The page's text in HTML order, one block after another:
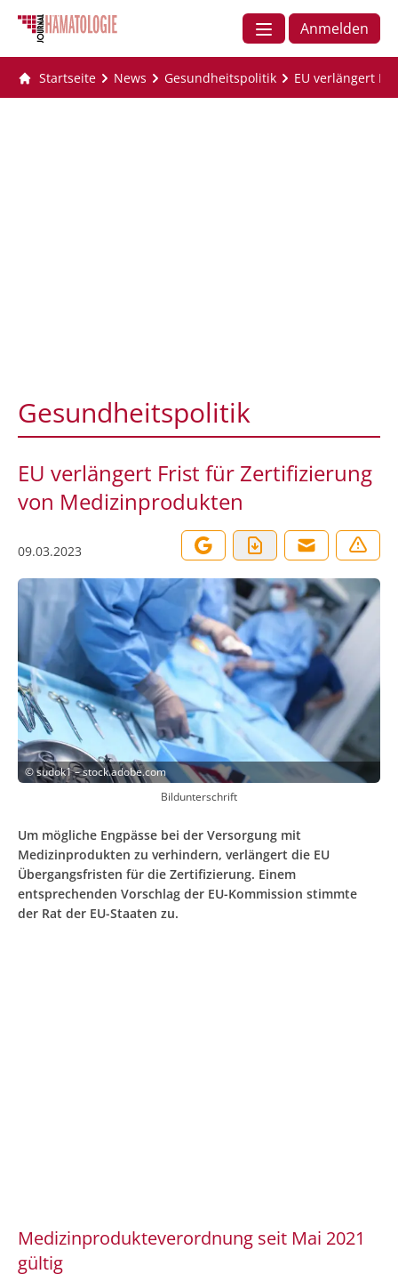
Anmelden
Startseite News Gesundheitspolitik EU verlängert
Gesundheitspolitik
EU verlängert Frist für Zertifizierung
von Medizinprodukten
09.03.2023
©sudok1 – stock.adobe.com
Bildunterschrift
Um mögliche Engpässe bei der Versorgung mit
Medizinprodukten zu verhindern, verlängert die EU
Übergangsfristen für die Zertifizierung. Einem
entsprechenden Vorschlag der EU-Kommission stimmte
der Rat der EU-Staaten zu.
Medizinprodukteverordnung seit Mai 2021
gültig